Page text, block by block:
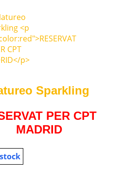
Sparkling
PER CPT
MADRID